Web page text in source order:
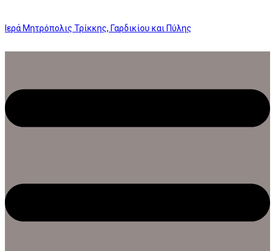
Ιερά Μητρόπολις Τρίκκης, Γαρδικίου και Πύλης